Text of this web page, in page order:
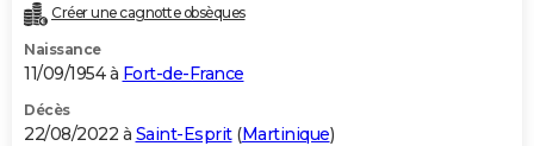
Créer une cagnotte obsèques
Naissance
11/09/1954 à Fort-de-France
Décès
22/08/2022 à Saint-Esprit(Martinique)